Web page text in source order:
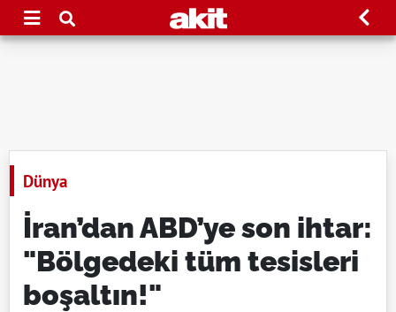
Dünya
İran’dan ABD’ye son ihtar:
"Bölgedeki tüm tesisleri
boşaltın!"